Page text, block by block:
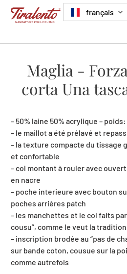
Passer
LANGUE
français
Maglia -
corta Una
– 50% laine 50% acrylique –
– le maillot a été prélavé et
– la texture compacte du tissage
et confortable
– col montant à rouler avec
en nacre
– poche interieure avec bouton
poches arrières patch
– les manchettes et le col faits
cousu”, comme le veut la tradition
– inscription brodée au “pas de
sur bande coton, cousue sur la
comme autrefois